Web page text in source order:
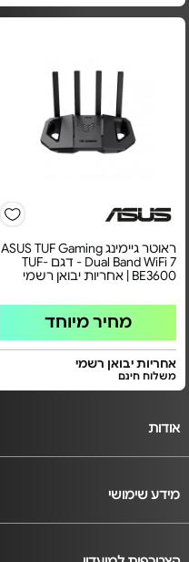
ראוטר גיימינג ASUS TUF Gaming
Dual Band WiFi 7 - דגם TUF-
BE3600 | אחריות יבואן רשמי
מחיר מיוחד
אחריות יבואן רשמי
משלוח חינם
אודות
מידע שימושי